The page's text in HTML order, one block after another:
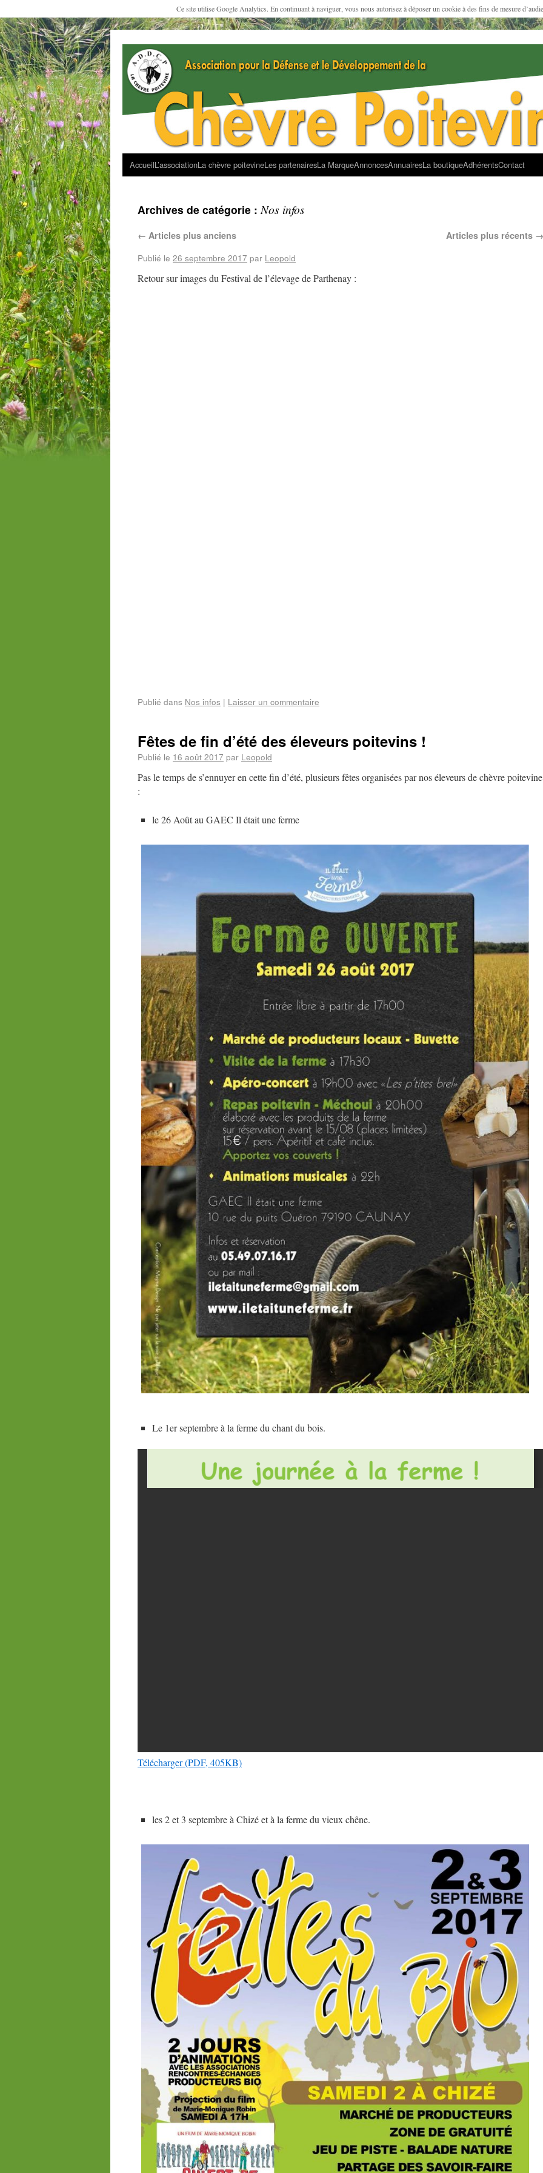
Ce site utilise Google Analytics. En continuant à naviguer, vous nous autorisez à déposer un cookie à des fins de mesure
AccueilL’associationLa chèvre poitevineLes partenairesLa MarqueAnnoncesAnnuairesLa boutiqueAdhérentsContact
Archives de catégorie :Nos infos
← Articles plus anciens Articles plus récents →
Publié le 26 septembre 2017 par Leopold
Retour sur images du Festival de l’élevage de Parthenay :
Publié dans Nos infos | Laisser un commentaire
Fêtes de fin d’été des éleveurs poitevins !
Publié le 16 août 2017 par Leopold
Pas le temps de s’ennuyer en cette fin d’été, plusieurs fêtes organisées par nos éleveurs de chèvre poitevine
:
le 26 Août au GAEC Il était une ferme
Le 1er septembre à la ferme du chant du bois.
Télécharger (PDF, 405KB)
les 2 et 3 septembre à Chizé et à la ferme du vieux chêne.